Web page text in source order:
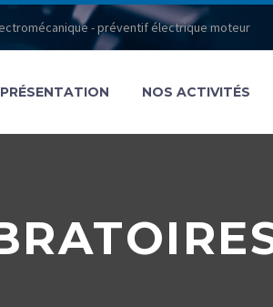
- préventif électrique moteur
PRÉSENTATION NOS ACTIVITÉS